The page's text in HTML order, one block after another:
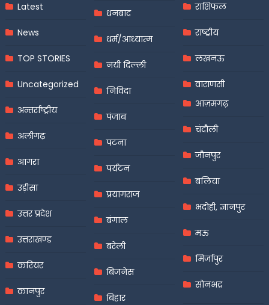
Latest
News
TOP STORIES
Uncategorized
अन्तर्राष्ट्रीय
अलीगढ़
आगरा
उड़ीसा
उत्तर प्रदेश
उत्तराखण्ड
करियर
कानपुर
धनबाद
धर्म/आध्यात्म
नयी दिल्ली
निविदा
पंजाब
पटना
पर्यटन
प्रयागराज
बंगाल
बरेली
बिजनेस
बिहार
राशिफल
राष्ट्रीय
लखनऊ
वाराणसी
आज़मगढ़
चंदौली
जौनपुर
बलिया
भदोही, ज्ञानपुर
मऊ
मिर्जापुर
सोनभद्र